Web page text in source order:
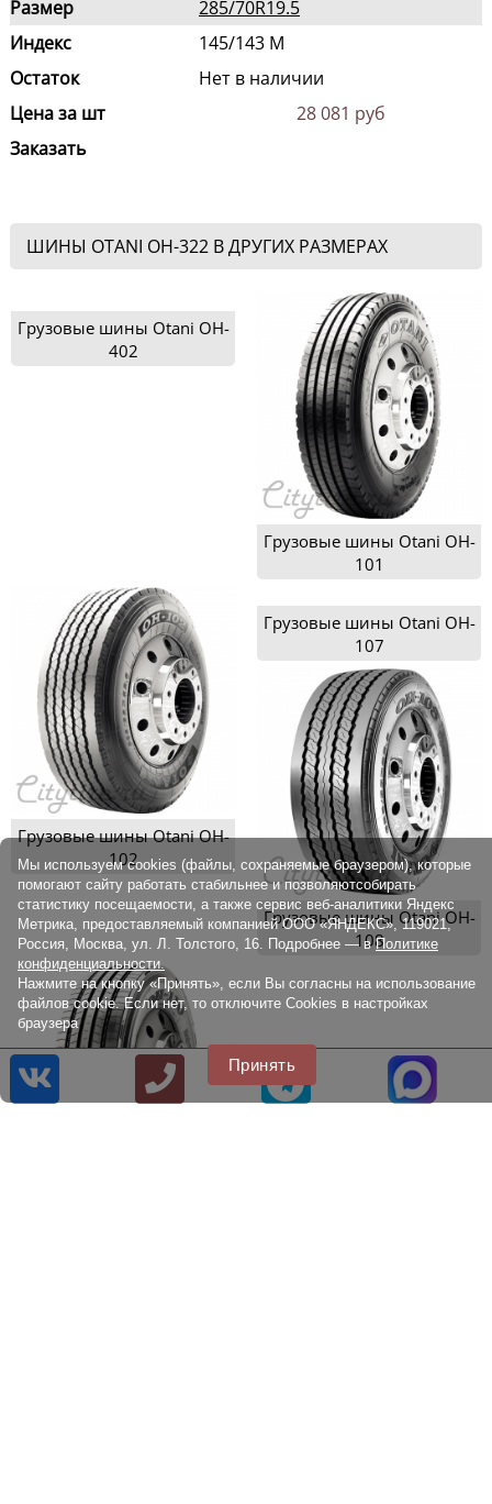
Размер
285/70R19.5
Индекс
145/143 M
Остаток
Нет в наличии
Цена за шт
28 081 руб
Заказать
ШИНЫ OTANI OH-322 В ДРУГИХ РАЗМЕРАХ
Грузовые шины Otani OH-
402
Грузовые шины Otani OH-
101
Грузовые шины Otani OH-
102
Грузовые шины Otani OH-
107
Грузовые шины Otani OH-
108
Мы используем cookies (файлы, сохраняемые браузером), которые
помогают сайту работать стабильнее и позволяютсобирать
статистику посещаемости, а также сервис веб-аналитики Яндекс
Метрика, предоставляемый компанией ООО «ЯНДЕКС», 119021,
Россия, Москва, ул. Л. Толстого, 16. Подробнее — вПолитике
конфиденциальности.
Нажмите на кнопку «Принять», если Вы согласны на использование
файлов cookie. Если нет, то отключите Cookies в настройках
браузера
Принять